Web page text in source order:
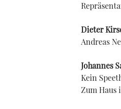
Dieter
Andreas
Johannes
Kein
Zum Haus